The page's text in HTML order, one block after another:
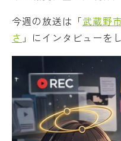
今週の放送は「 武蔵野
さ 」にインタビューを